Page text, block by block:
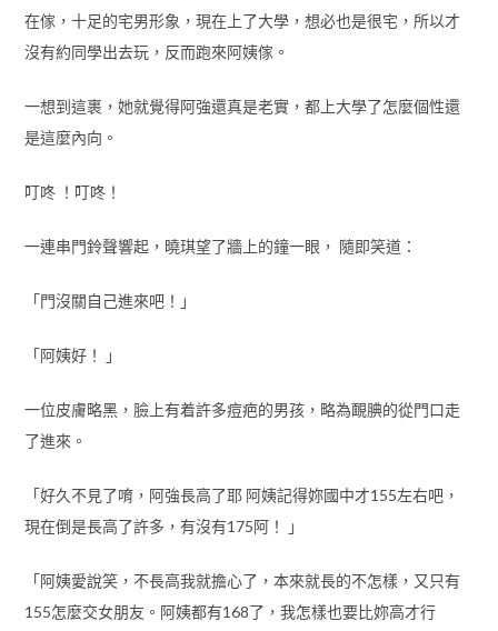
在傢，十足的宅男形象，現在上了大學，想必也是很宅，所以才
沒有約同學出去玩，反而跑來阿姨傢。
一想到這裹，她就覺得阿強還真是老實，都上大學了怎麼個性還
是這麼內向。
叮咚 ！叮咚！
一連串門鈴聲響起，曉琪望了牆上的鐘一眼， 隨即笑道：
「門沒關自己進來吧！」
「阿姨好！ 」
一位皮膚略黑，臉上有着許多痘疤的男孩，略為靦腆的從門口走
了進來。
「好久不見了唷，阿強長高了耶 阿姨記得妳國中才155左右吧，
現在倒是長高了許多，有沒有175阿！ 」
「阿姨愛說笑，不長高我就擔心了，本來就長的不怎樣，又只有
155怎麼交女朋友。阿姨都有168了，我怎樣也要比妳高才行